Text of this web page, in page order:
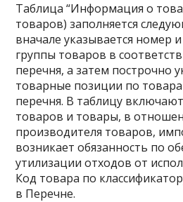
Таблица “Информация о
товаров) заполняется
вначале указывается номер
группы товаров в
перечня, а затем построчно
товарные позиции по
перечня. В таблицу
товаров и товары, в
производителя товаров,
возникает обязанность по
утилизации отходов от
Код товара по
в Перечне.